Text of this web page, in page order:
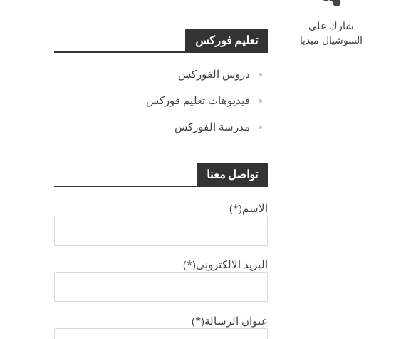
تعليم فوركس
دروس الفوركس
فيديوهات تعليم فوركس
مدرسة الفوركس
تواصل معنا
الاسم(*)
البريد الالكترونى(*)
عنوان الرسالة(*)
شارك علي
السوشيال ميديا